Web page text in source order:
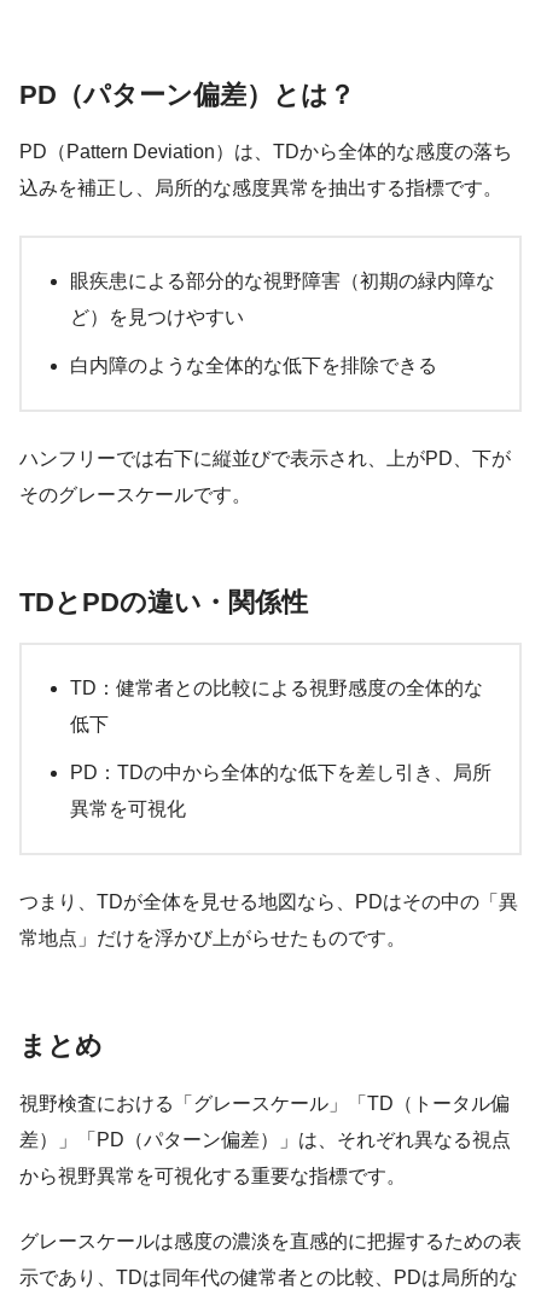
PD（パターン偏差）とは？
PD（Pattern Deviation）は、TDから全体的な感度の落ち
込みを補正し、局所的な感度異常を抽出する指標です。
眼疾患による部分的な視野障害（初期の緑内障な
ど）を見つけやすい
白内障のような全体的な低下を排除できる
ハンフリーでは右下に縦並びで表示され、上がPD、下が
そのグレースケールです。
TDとPDの違い・関係性
TD：健常者との比較による視野感度の全体的な
低下
PD：TDの中から全体的な低下を差し引き、局所
異常を可視化
つまり、TDが全体を見せる地図なら、PDはその中の「異
常地点」だけを浮かび上がらせたものです。
まとめ
視野検査における「グレースケール」「TD（トータル偏
差）」「PD（パターン偏差）」は、それぞれ異なる視点
から視野異常を可視化する重要な指標です。
グレースケールは感度の濃淡を直感的に把握するための表
示であり、TDは同年代の健常者との比較、PDは局所的な